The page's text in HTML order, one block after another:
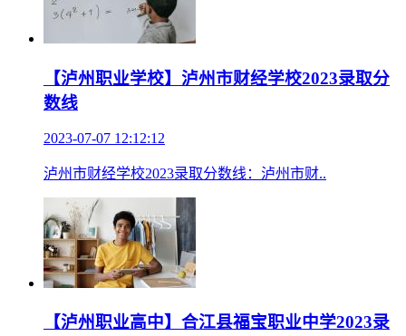
【泸州职业学校】泸州市财经学校2023录取分
数线
2023-07-07 12:12:12
泸州市财经学校2023录取分数线：泸州市财..
【泸州职业高中】合江县福宝职业中学2023录